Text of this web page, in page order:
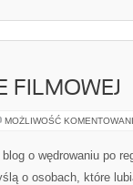
FILMOWEJ
MOŻLIWOŚĆ
blog o wędrowaniu po
o osobach, które